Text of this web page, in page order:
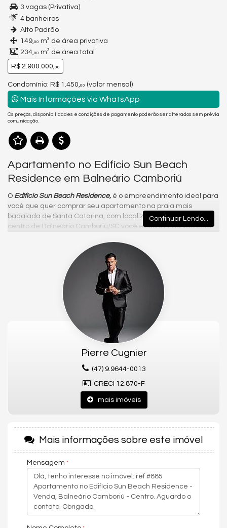
3 vagas (Privativa)
4 banheiros
Alto Padrão
149,00 m² de área privativa
234,00 m² de área total
R$ 2.900.000,00
Condomínio: R$ 1.450, 00 (valor mensal)
Mais Informações via WhatsApp
Os preços, disponibilidades e condições de pagamento poderão ser alterados sem prévia
comunicação.
Apartamento no Edifício Sun Beach
Residence em Balneário Camboriú
O Edifício Sun Beach Residence,é o empreendimento ideal para
você que quer comprar seu apartamento na praia mais
badalada de Santa Catarina, com localização privilegiada no
centro de Balneário Camboriú/SC você e sua família vão estar
Além das várias opções de comércios e serviços que vão
facilitar muito o dia a dia da sua família, o empreendimento fica
localizado a poucos metros da Beira Mar. Dessa forma, além da
praticidade para fazer suas tarefas diárias, você ainda vai
estar perto das melhores opções de lazer.
Edifício Sun Beach é perfeito para você. Além disso,
conta com infraestrutura de lazer completa, garantindo ainda
mais conforto e qualidade de vida para a sua família.
Entre em contato com nós da Central PR Consultor Executivo
para agendar uma visita, e conhecer esse lindo Apartamento!
Nós da Central de Negócios PR Consultor Executivo & Home
Design, trabalhamos com foco sempre nos melhores imóveis de
Balneário Camboriú e Região. Também garimpamos
oportunidades de investimentos para que você possa ter um
seu sonho!
Apartamento:
04 Dormitórios sendo 02 Suítes + 02 Demi-suítes
04 Banheiros
03 Vagas de garagem
149m² área privativa
234m² área total
Living
Lavabo
Continuar Lendo...
Pierre Cugnier
(47) 9.9644-0013
CRECI 12.870-F
mais imóveis
Mais informações sobre este imóvel
Mensagem